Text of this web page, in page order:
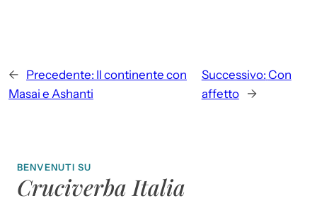
← Precedente: Il continente con
Masai e Ashanti
Successivo: Con
affetto
→
BENVENUTI SU
Cruciverba Italia